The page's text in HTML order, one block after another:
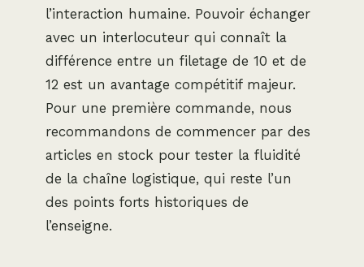
l’interaction humaine. Pouvoir échanger
avec un interlocuteur qui connaît la
différence entre un filetage de 10 et de
12 est un avantage compétitif majeur.
Pour une première commande, nous
recommandons de commencer par des
articles en stock pour tester la fluidité
de la chaîne logistique, qui reste l’un
des points forts historiques de
l’enseigne.